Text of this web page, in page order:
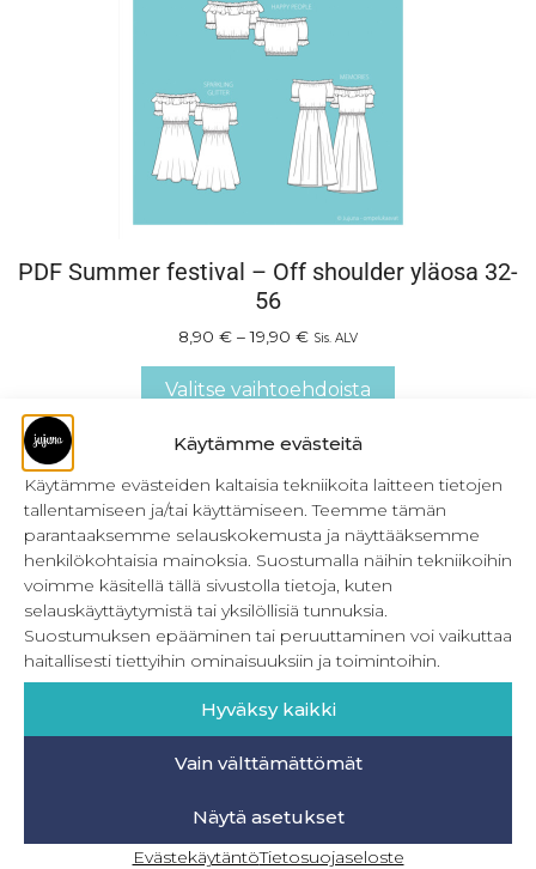
Käytämme evästeitä
Käytämme evästeiden kaltaisia tekniikoita laitteen tietojen
tallentamiseen ja/tai käyttämiseen. Teemme tämän
parantaaksemme selauskokemusta ja näyttääksemme
henkilökohtaisia mainoksia. Suostumalla näihin tekniikoihin
voimme käsitellä tällä sivustolla tietoja, kuten
selauskäyttäytymistä tai yksilöllisiä tunnuksia.
Suostumuksen epääminen tai peruuttaminen voi vaikuttaa
haitallisesti tiettyihin ominaisuuksiin ja toimintoihin.
Hyväksy kaikki
Vain välttämättömät
Näytä asetukset
EvästekäytäntöTietosuojaseloste
PDF Summer festival – Off shoulder yläosa 32-
56
8,90 € – 19,90 € Sis. ALV
Valitse vaihtoehdoista
22,90€